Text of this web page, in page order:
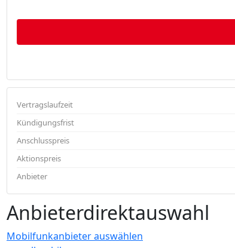
Vertragslaufzeit
Kündigungsfrist
Anschlusspreis
Aktionspreis
Anbieter
Anbieterdirektauswahl
Mobilfunkanbieter auswählen